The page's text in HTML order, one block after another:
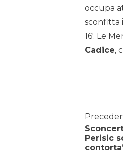
occupa
sconfitta
16′. Le
Cadice,
Perisic